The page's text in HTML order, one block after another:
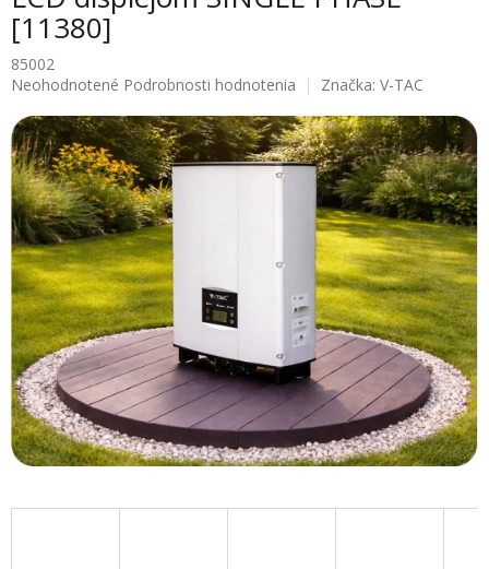
[11380]
85002
Priemerné
produktu
je
0.0
z
5
hviezdičiek.
Neohodnotené Podrobnosti hodnotenia Značka: V-TAC